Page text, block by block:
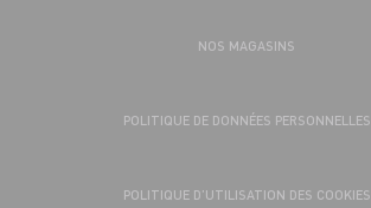
NOS MAGASINS
POLITIQUE DE DONNÉES PERSONNELLES
POLITIQUE D’UTILISATION DES COOKIES